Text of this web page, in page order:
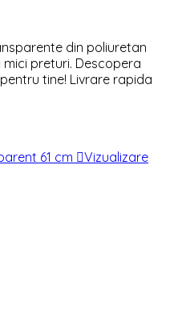
din poliuretan
mici preturi. Descopera
tine! Livrare rapida
Vizualizare